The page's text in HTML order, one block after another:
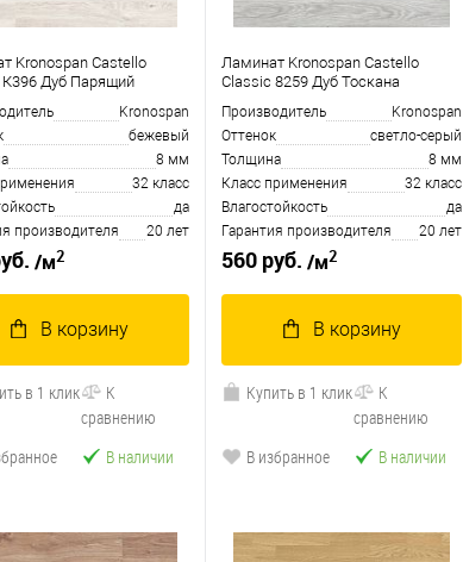
Kronospan Castello
Дуб Парящий
Kronospan
бежевый
8 мм
32 класс
да
производителя
20 лет
/м2
В корзину
в 1 клик
К
сравнению
В наличии
Ламинат Kronospan Castello
Classic 8259 Дуб Тоскана
Производитель
Kronospan
Оттенок
светло-серый
Толщина
8 мм
Класс применения
32 класс
Влагостойкость
да
Гарантия производителя
20 лет
560 руб. /м2
В корзину
Купить в 1 клик
К
сравнению
В избранное
В наличии